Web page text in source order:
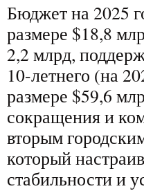
Бюджет на 2025
размере $18,8
2,2 млрд,
10-летнего (на
размере $59,6
сокращения и
вторым
который
стабильности и